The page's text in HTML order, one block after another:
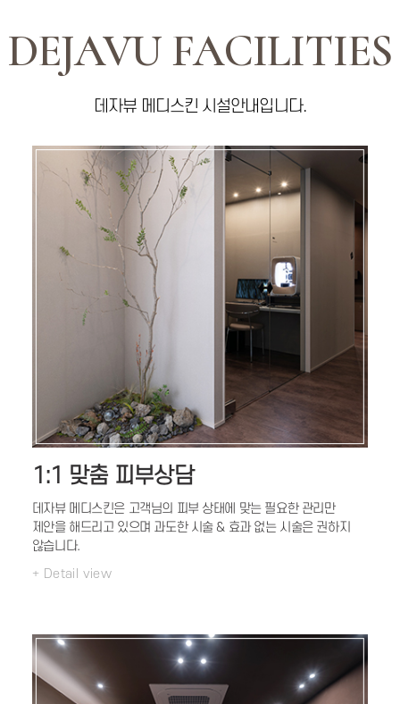
DEJAVU FACILITIES
데자뷰 메디스킨 시설안내입니다.
1:1 맞춤 피부상담
데자뷰 메디스킨은 고객님의 피부 상태에 맞는필요한 관리만
제안을 해드리고 있으며 과도한 시술 & 효과 없는 시술은 권하지
않습니다.
+ Detail view